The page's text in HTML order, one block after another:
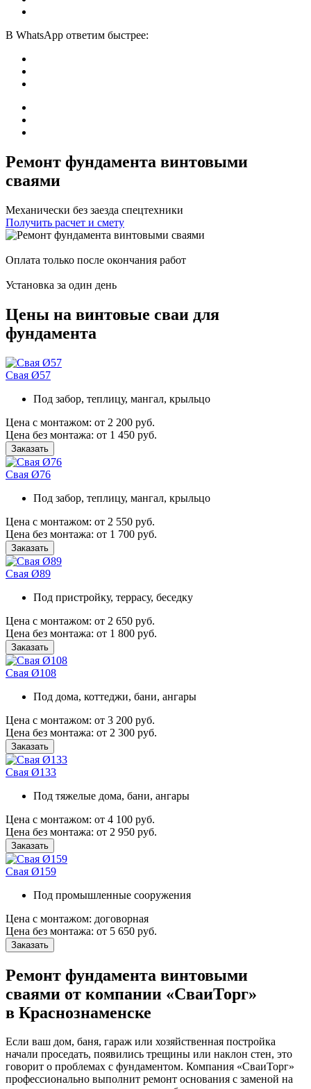
В WhatsApp ответим быстрее:
Ремонт фундамента винтовыми
сваями
Механически без заезда спецтехники
Получить расчет и смету
Оплата только после окончания работ
Установка за один день
Цены на винтовые сваи для
фундамента
Свая Ø57
Под забор, теплицу, мангал, крыльцо
Цена с монтажом: от 2 200 руб.
Цена без монтажа: от 1 450 руб.
Заказать
Свая Ø76
Под забор, теплицу, мангал, крыльцо
Цена с монтажом: от 2 550 руб.
Цена без монтажа: от 1 700 руб.
Заказать
Свая Ø89
Под пристройку, террасу, беседку
Цена с монтажом: от 2 650 руб.
Цена без монтажа: от 1 800 руб.
Заказать
Свая Ø108
Под дома, коттеджи, бани, ангары
Цена с монтажом: от 3 200 руб.
Цена без монтажа: от 2 300 руб.
Заказать
Свая Ø133
Под тяжелые дома, бани, ангары
Цена с монтажом: от 4 100 руб.
Цена без монтажа: от 2 950 руб.
Заказать
Свая Ø159
Под промышленные сооружения
Цена с монтажом: договорная
Цена без монтажа: от 5 650 руб.
Заказать
Ремонт фундамента винтовыми
сваями от компании «СваиТорг»
в Краснознаменске
Если ваш дом, баня, гараж или хозяйственная постройка
начали проседать, появились трещины или наклон стен, это
говорит о проблемах с фундаментом. Компания «СваиТорг»
профессионально выполнит ремонт основания с заменой на